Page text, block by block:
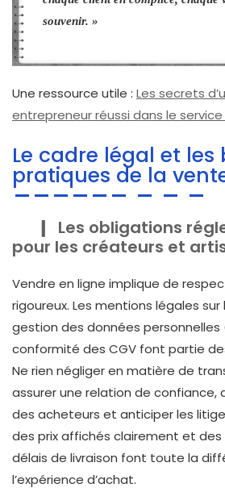
souvenir. »
Une ressource utile : Les secrets
entrepreneur réussi dans le
Le cadre légal et les
pratiques de la
Les obligations
pour les créateurs et
Vendre en ligne implique de
rigoureux. Les mentions légales sur
gestion des données personnelles
conformité des CGV font partie
Ne rien négliger en matière de
assurer une relation de confiance,
des acheteurs et anticiper les
des prix affichés clairement et des
délais de livraison font toute la
l’expérience d’achat.